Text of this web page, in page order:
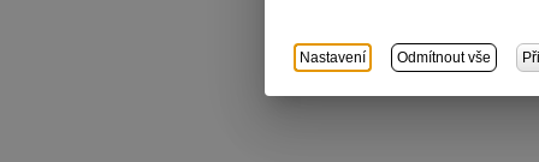
Nastavení Odmítnout vše